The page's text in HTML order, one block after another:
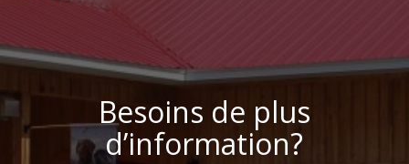
Besoins de plus
d’information?